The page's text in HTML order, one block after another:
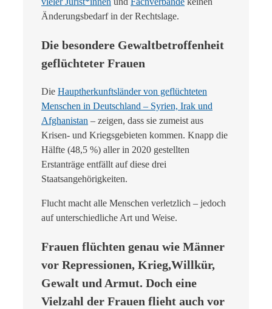
Änderungsbedarf in der Rechtslage.
Die besondere Gewaltbetroffenheit
geflüchteter Frauen
Die Hauptherkunftsländer von geflüchteten
Menschen in Deutschland – Syrien, Irak und
Afghanistan – zeigen, dass sie zumeist aus
Krisen- und Kriegsgebieten kommen. Knapp die
Hälfte (48,5 %) aller in 2020 gestellten
Erstanträge entfällt auf diese drei
Staatsangehörigkeiten.
Flucht macht alle Menschen verletzlich – jedoch
auf unterschiedliche Art und Weise.
Frauen flüchten genau wie Männer
vor Repressionen, Krieg,Willkür,
Gewalt und Armut. Doch eine
Vielzahl der Frauen flieht auch vor